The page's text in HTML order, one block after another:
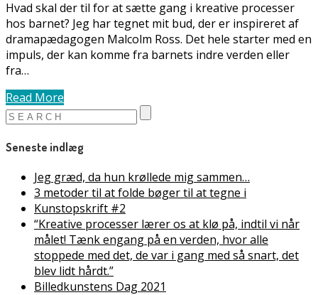
Hvad skal der til for at sætte gang i kreative processer
hos barnet? Jeg har tegnet mit bud, der er inspireret af
dramapædagogen Malcolm Ross. Det hele starter med en
impuls, der kan komme fra barnets indre verden eller
fra…
Read More
Seneste indlæg
Jeg græd, da hun krøllede mig sammen…
3 metoder til at folde bøger til at tegne i
Kunstopskrift #2
“Kreative processer lærer os at klø på, indtil vi når
målet! Tænk engang på en verden, hvor alle
stoppede med det, de var i gang med så snart, det
blev lidt hårdt.”
Billedkunstens Dag 2021